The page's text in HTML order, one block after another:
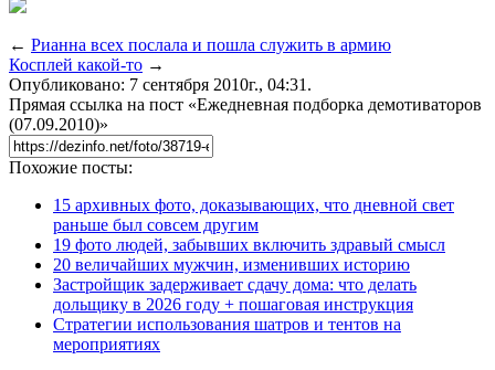
← Рианна всех послала и пошла служить в армию
Косплей какой-то →
Опубликовано: 7 сентября 2010г., 04:31.
Прямая ссылка на пост «Ежедневная подборка демотиваторов
(07.09.2010)»
Похожие посты:
15 архивных фото, доказывающих, что дневной свет
раньше был совсем другим
19 фото людей, забывших включить здравый смысл
20 величайших мужчин, изменивших историю
Застройщик задерживает сдачу дома: что делать
дольщику в 2026 году + пошаговая инструкция
Стратегии использования шатров и тентов на
мероприятиях